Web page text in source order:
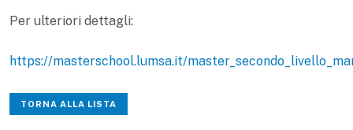
Per ulteriori dettagli:
https://masterschool.lumsa.it/
TORNA ALLA LISTA